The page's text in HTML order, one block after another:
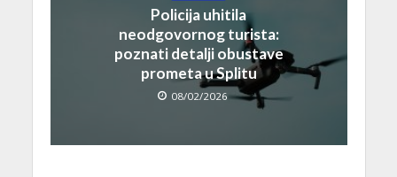
Policija uhitila
neodgovornog turista:
poznati detalji obustave
prometa u Splitu
08/02/2026